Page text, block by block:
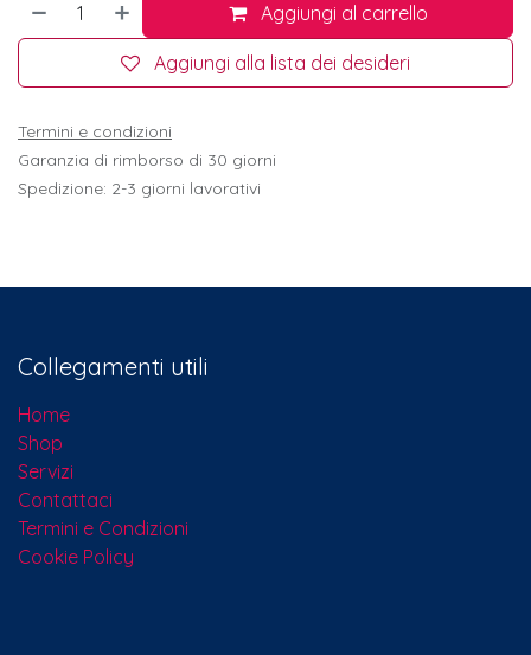
Aggiungi al carrello
Aggiungi alla lista dei desideri
Termini e condizioni
Garanzia di rimborso di 30 giorni
Spedizione: 2-3 giorni lavorativi
Collegamenti utili
Home
Shop
Servizi
Contattaci​
Termini e Condizioni
Cookie Policy